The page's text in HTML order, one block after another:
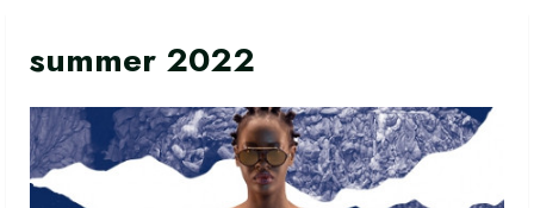
summer 2022